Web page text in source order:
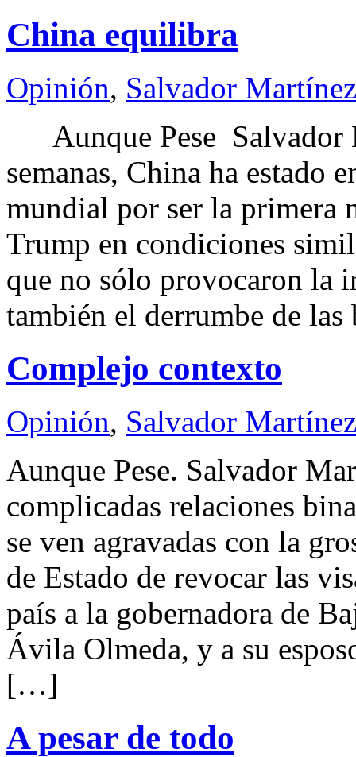
China equilibra
Opinión, Salvador
Aunque Pese Salvador
semanas, China ha estado
mundial por ser la primera
Trump en condiciones
que no sólo provocaron la
también el derrumbe de
Complejo contexto
Opinión, Salvador
Aunque Pese. Salvador
complicadas relaciones
se ven agravadas con la
de Estado de revocar las
país a la gobernadora de
Ávila Olmeda, y a su
[…]
A pesar de todo